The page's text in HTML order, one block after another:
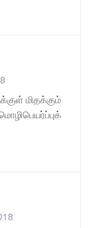
மிதக்கும்